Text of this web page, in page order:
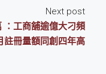
Next post
：工商舖逾億大刁頻
註冊量額同創四年高